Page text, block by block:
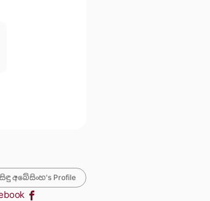
අබේසිංහ's Profile